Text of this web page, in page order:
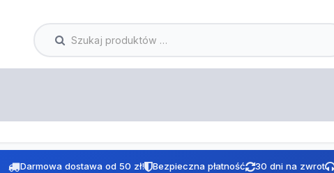
Darmowa dostawa od 50 zł! Bezpieczna płatność 30 dni na zwrot